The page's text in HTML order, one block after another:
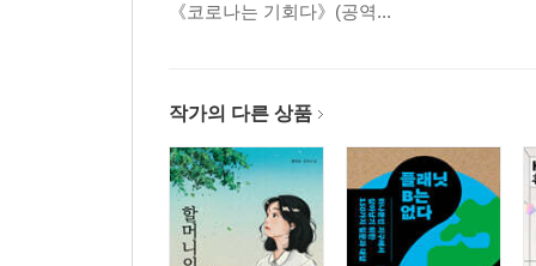
《코로나는 기회다》(공역...
작가의 다른 상품